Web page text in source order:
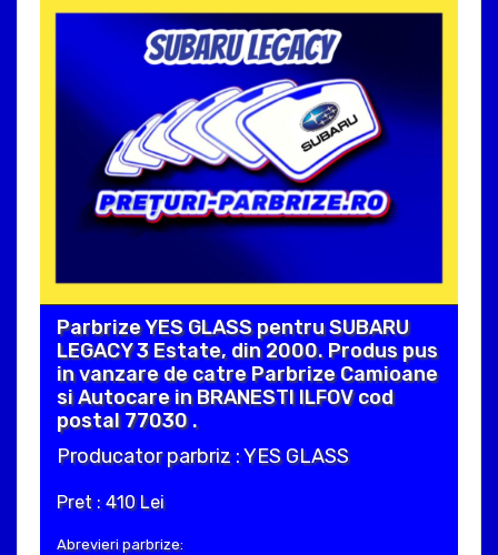
Parbrize YES GLASS pentru SUBARU
LEGACY 3 Estate, din 2000. Produs pus
in vanzare de catre Parbrize Camioane
si Autocare in BRANESTI ILFOV cod
postal 77030 .
Producator parbriz : YES GLASS
Pret : 410 Lei
Abrevieri parbrize: